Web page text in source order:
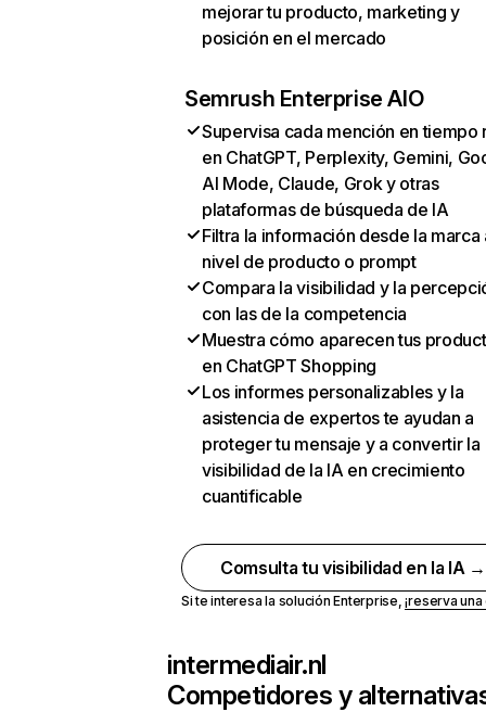
mejorar tu producto, marketing y
posición en el mercado
Semrush Enterprise AIO
Supervisa cada mención en tiempo
en ChatGPT, Perplexity, Gemini,
AI Mode, Claude, Grok y otras
plataformas de búsqueda de IA
Filtra la información desde la marca
nivel de producto o prompt
Compara la visibilidad y la
con las de la competencia
Muestra cómo aparecen tus
en ChatGPT Shopping
Los informes personalizables y la
asistencia de expertos te ayudan a
proteger tu mensaje y a convertir la
visibilidad de la IA en crecimiento
cuantificable
Comsulta tu visibilidad en la IA →
Si te interesa la solución Enterprise,¡reserva
intermediair.nl
Competidores y